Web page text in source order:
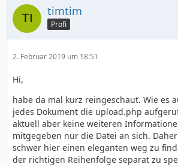
timtim
Profi
2. Februar 2019 um 18:51
Hi,
habe da mal kurz reingeschaut. Wie es
jedes Dokument die upload.php
aktuell aber keine weiteren
mitgegeben nur die Datei an sich. Daher
schwer hier einen eleganten weg zu
der richtigen Reihenfolge separat zu